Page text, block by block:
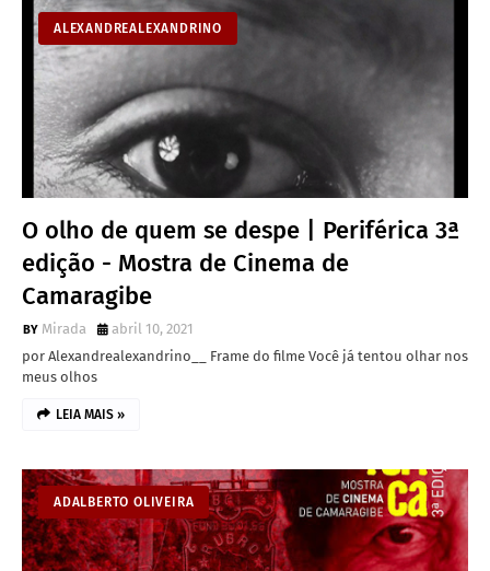
ALEXANDREALEXANDRINO
O olho de quem se despe | Periférica 3ª
edição - Mostra de Cinema de
Camaragibe
Mirada
abril 10, 2021
por Alexandrealexandrino__ Frame do filme Você já tentou olhar nos
meus olhos
LEIA MAIS »
ADALBERTO OLIVEIRA